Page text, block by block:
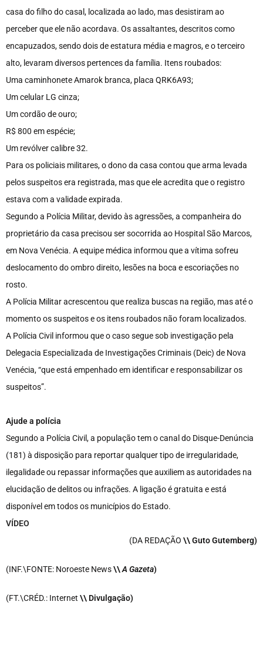
casa do filho do casal, localizada ao lado, mas desistiram ao
perceber que ele não acordava. Os assaltantes, descritos como
encapuzados, sendo dois de estatura média e magros, e o terceiro
alto, levaram diversos pertences da família. Itens roubados:
Uma caminhonete Amarok branca, placa QRK6A93;
Um celular LG cinza;
Um cordão de ouro;
R$ 800 em espécie;
Um revólver calibre 32.
Para os policiais militares, o dono da casa contou que arma levada
pelos suspeitos era registrada, mas que ele acredita que o registro
estava com a validade expirada.
Segundo a Polícia Militar, devido às agressões, a companheira do
proprietário da casa precisou ser socorrida ao Hospital São Marcos,
em Nova Venécia. A equipe médica informou que a vítima sofreu
deslocamento do ombro direito, lesões na boca e escoriações no
rosto.
A Polícia Militar acrescentou que realiza buscas na região, mas até o
momento os suspeitos e os itens roubados não foram localizados.
A Polícia Civil informou que o caso segue sob investigação pela
Delegacia Especializada de Investigações Criminais (Deic) de Nova
Venécia, “que está empenhado em identificar e responsabilizar os
suspeitos”.
Ajude a polícia
Segundo a Polícia Civil, a população tem o canal do Disque-Denúncia
(181) à disposição para reportar qualquer tipo de irregularidade,
ilegalidade ou repassar informações que auxiliem as autoridades na
elucidação de delitos ou infrações. A ligação é gratuita e está
disponível em todos os municípios do Estado.
VÍDEO
(DA REDAÇÃO \\ Guto Gutemberg)
(INF.\FONTE: Noroeste News\\A Gazeta)
(FT.\CRÉD.: Internet \\ Divulgação)